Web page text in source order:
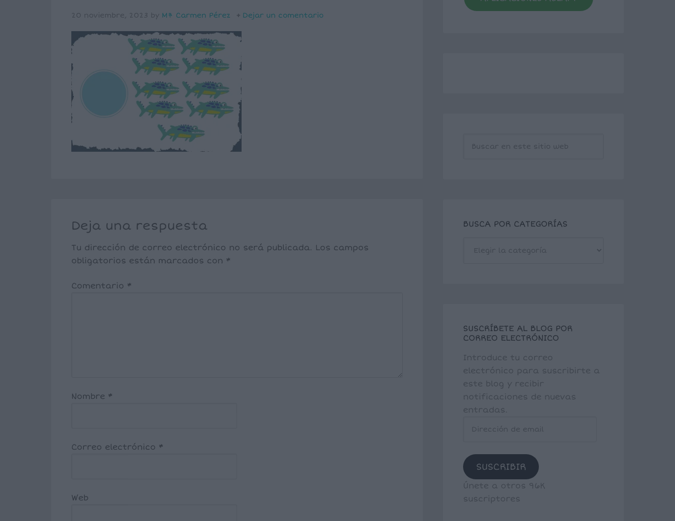
20 noviembre, 2023 by Mª Carmen Pérez Dejar un comentario
Deja una respuesta
Tu dirección de correo electrónico no será publicada. Los campos
obligatorios están marcados con *
Comentario *
Nombre *
Correo electrónico *
Web
BUSCA POR CATEGORÍAS
SUSCRÍBETE AL BLOG POR
CORREO ELECTRÓNICO
Introduce tu correo
electrónico para suscribirte a
este blog y recibir
notificaciones de nuevas
entradas.
SUSCRIBIR
Únete a otros 96K
suscriptores